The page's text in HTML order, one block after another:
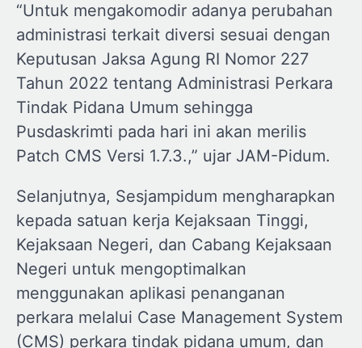
“Untuk mengakomodir adanya perubahan
administrasi terkait diversi sesuai dengan
Keputusan Jaksa Agung RI Nomor 227
Tahun 2022 tentang Administrasi Perkara
Tindak Pidana Umum sehingga
Pusdaskrimti pada hari ini akan merilis
Patch CMS Versi 1.7.3.,” ujar JAM-Pidum.
Selanjutnya, Sesjampidum mengharapkan
kepada satuan kerja Kejaksaan Tinggi,
Kejaksaan Negeri, dan Cabang Kejaksaan
Negeri untuk mengoptimalkan
menggunakan aplikasi penanganan
perkara melalui Case Management System
(CMS) perkara tindak pidana umum, dan